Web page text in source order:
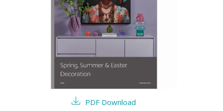
PDF Download